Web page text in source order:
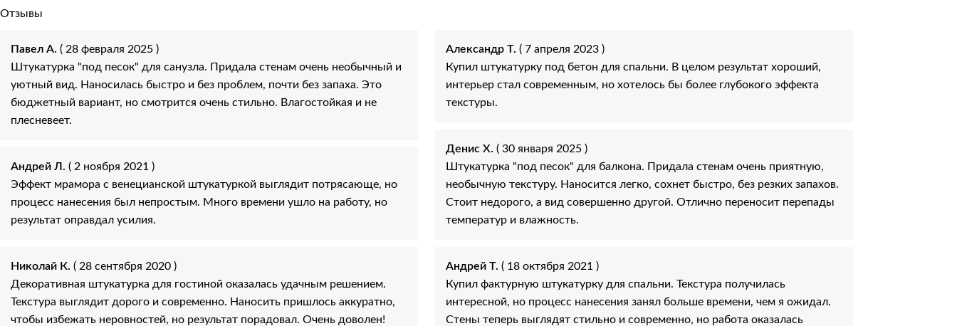
Отзывы
Павел А. ( 28 февраля 2025 )
Штукатурка "под песок" для санузла. Придала стенам очень необычный и
уютный вид. Наносилась быстро и без проблем, почти без запаха. Это
бюджетный вариант, но смотрится очень стильно. Влагостойкая и не
плесневеет.
Андрей Л. ( 2 ноября 2021 )
Эффект мрамора с венецианской штукатуркой выглядит потрясающе, но
процесс нанесения был непростым. Много времени ушло на работу, но
результат оправдал усилия.
Николай К. ( 28 сентября 2020 )
Декоративная штукатурка для гостиной оказалась удачным решением.
Текстура выглядит дорого и современно. Наносить пришлось аккуратно,
чтобы избежать неровностей, но результат порадовал. Очень доволен!
Александр Т. ( 7 апреля 2023 )
Купил штукатурку под бетон для спальни. В целом результат хороший,
интерьер стал современным, но хотелось бы более глубокого эффекта
текстуры.
Денис Х. ( 30 января 2025 )
Штукатурка "под песок" для балкона. Придала стенам очень приятную,
необычную текстуру. Наносится легко, сохнет быстро, без резких запахов.
Стоит недорого, а вид совершенно другой. Отлично переносит перепады
температур и влажность.
Андрей Т. ( 18 октября 2021 )
Купил фактурную штукатурку для спальни. Текстура получилась
интересной, но процесс нанесения занял больше времени, чем я ожидал.
Стены теперь выглядят стильно и современно, но работа оказалась